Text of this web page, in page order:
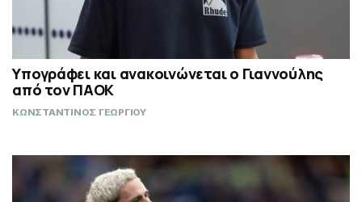
Υπογράφει και ανακοινώνεται ο Γιαννούλης
από τον ΠΑΟΚ
ΚΩΝΣΤΑΝΤΙΝΟΣ ΓΕΩΡΓΙΟΥ